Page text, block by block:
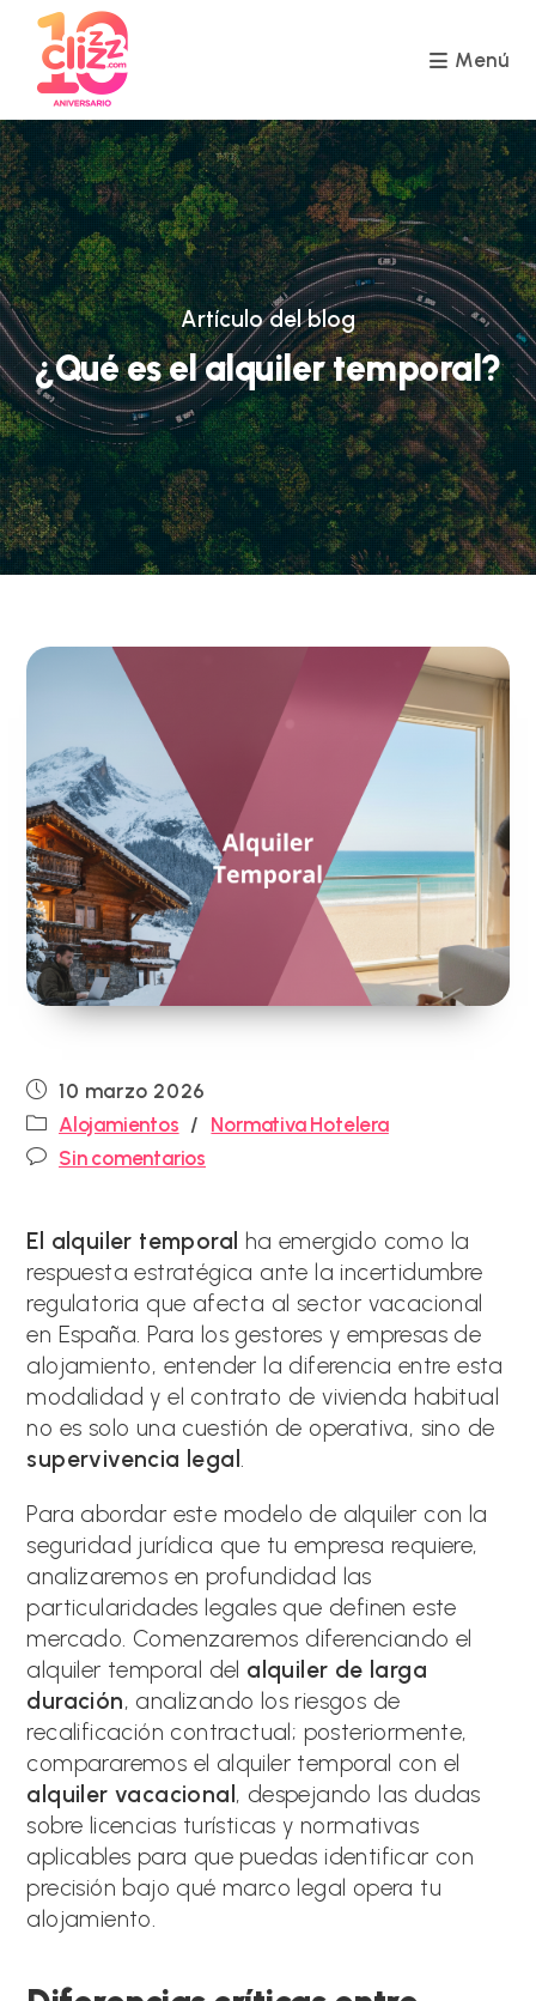
contenido
Menú
Artículo del blog
¿Qué es el alquiler temporal?
Publicación
de
la
entrada:
10 marzo 2026
Categoría
de
la
Alojamientos / Normativa Hotelera
Comentarios
Sin comentarios
El alquiler temporal ha emergido como la
respuesta estratégica ante la incertidumbre
regulatoria que afecta al sector vacacional
en España. Para los gestores y empresas de
alojamiento, entender la diferencia entre esta
modalidad y el contrato de vivienda habitual
no es solo una cuestión de operativa, sino de
supervivencia legal .
Para abordar este modelo de alquiler con la
seguridad jurídica que tu empresa requiere,
analizaremos en profundidad las
particularidades legales que definen este
mercado. Comenzaremos diferenciando el
alquiler temporal del alquiler de larga
duración, analizando los riesgos de
recalificación contractual; posteriormente,
compararemos el alquiler temporal con el
alquiler vacacional , despejando las dudas
sobre licencias turísticas y normativas
aplicables para que puedas identificar con
precisión bajo qué marco legal opera tu
alojamiento.